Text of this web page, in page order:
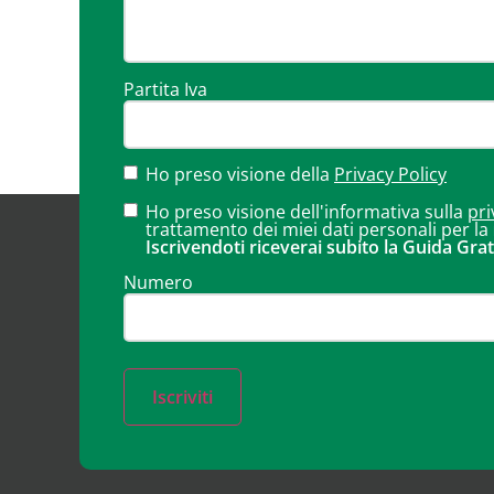
Partita Iva
Ho preso visione della Privacy Policy
Ho preso visione dell'informativa sulla
trattamento dei miei dati personali per la
Iscrivendoti riceverai subito la Guida
Numero
Iscriviti